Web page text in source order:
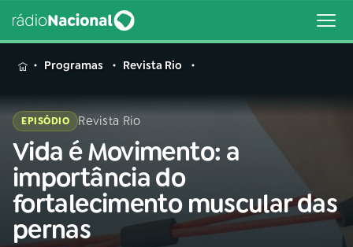
MENU
Buscar
na
Rádio
Nacional
Buscar
AO VIVO
Programas Revista Rio
EPISÓDIO Revista Rio
Vida é Movimento: a
importância do
fortalecimento muscular das
pernas